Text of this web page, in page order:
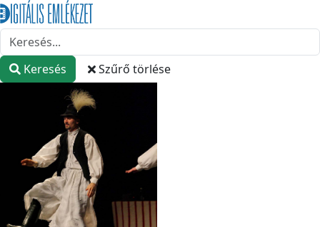
Keresés Szűrő törlése